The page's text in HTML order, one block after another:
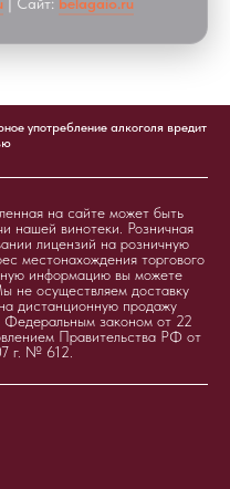
употребление алкоголя вредит
на сайте может быть
нашей винотеки. Розничная
лицензий на розничную
местонахождения торгового
информацию вы можете
не осуществляем доставку
дистанционную продажу
Федеральным законом от 22
Правительства РФ от
г. № 612.